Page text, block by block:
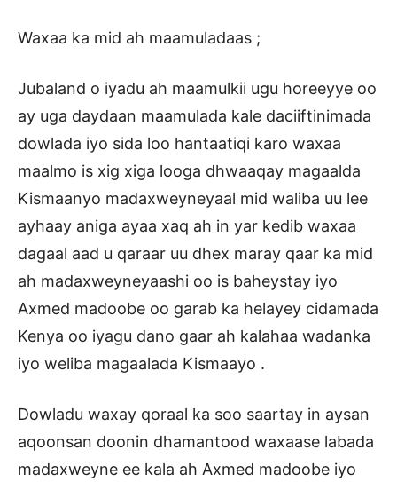
Waxaa ka mid ah maamuladaas ;
Jubaland o iyadu ah maamulkii ugu horeeyye oo
ay uga daydaan maamulada kale daciiftinimada
dowlada iyo sida loo hantaatiqi karo waxaa
maalmo is xig xiga looga dhwaaqay magaalda
Kismaanyo madaxweyneyaal mid waliba uu lee
ayhaay aniga ayaa xaq ah in yar kedib waxaa
dagaal aad u qaraar uu dhex maray qaar ka mid
ah madaxweyneyaashi oo is baheystay iyo
Axmed madoobe oo garab ka helayey cidamada
Kenya oo iyagu dano gaar ah kalahaa wadanka
iyo weliba magaalada Kismaayo .
Dowladu waxay qoraal ka soo saartay in aysan
aqoonsan doonin dhamantood waxaase labada
madaxweyne ee kala ah Axmed madoobe iyo